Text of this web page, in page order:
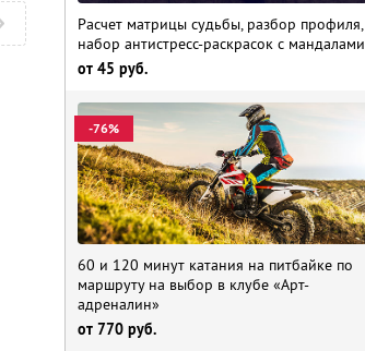
Расчет матрицы судьбы, разбор профиля,
набор антистресс-раскрасок с мандалами
от 45 руб.
-76%
60 и 120 минут катания на питбайке по
маршруту на выбор в клубе «Арт-
адреналин»
от 770 руб.